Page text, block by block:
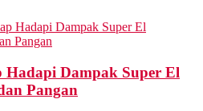
Dampak Super El
Pangan